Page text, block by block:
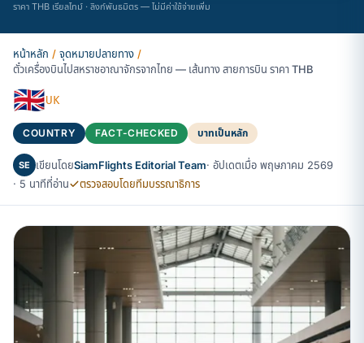
ราคา THB เรียลไทม์ · ลิงก์พันธมิตร — ไม่มีค่าใช้จ่ายเพิ่ม
หน้าหลัก / จุดหมายปลายทาง /
ตั๋วเครื่องบินไปสหราชอาณาจักรจากไทย — เส้นทาง สายการบิน ราคา THB
🇬🇧UK
COUNTRY FACT-CHECKED บาทเป็นหลัก
SE เขียนโดยSiamFlights Editorial Team· อัปเดตเมื่อ พฤษภาคม 2569
· 5 นาทีที่อ่าน
ตรวจสอบโดยทีมบรรณาธิการ